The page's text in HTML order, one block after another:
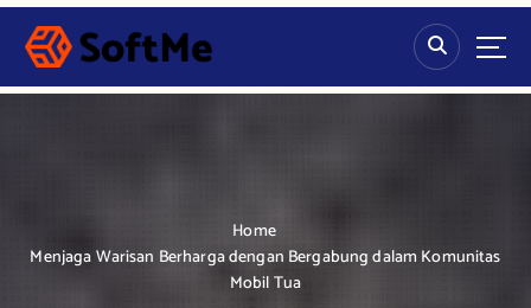
S
p
Home
Menjaga Warisan Berharga dengan Bergabung dalam Komunitas
Mobil Tua